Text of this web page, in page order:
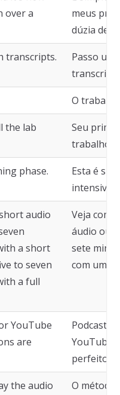
over a
meus
dúzia de
transcripts.
Passo
O
the lab
Seu
trabalho
phase.
Esta é
intensivo.
audio
a short
to seven
a full
Veja
áudio ou
sete
com uma
YouTube
are
Podcasts
YouTube
perfeitos
the audio
O método